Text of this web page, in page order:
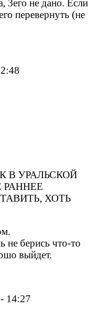
3его не дано. Если
перевернуть (не
В УРАЛЬСКОЙ
РАННЕЕ
ХОТЬ
не берись что-то
выйдет.
14:27